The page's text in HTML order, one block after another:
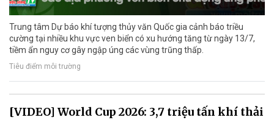
Trung tâm Dự báo khí tượng thủy văn Quốc gia cảnh báo triều
cường tại nhiều khu vực ven biển có xu hướng tăng từ ngày 13/7,
tiềm ẩn nguy cơ gây ngập úng các vùng trũng thấp.
Tiêu điểm môi trường
[VIDEO] World Cup 2026: 3,7 triệu tấn khí thải